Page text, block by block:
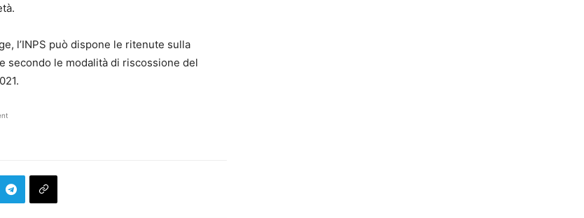
l’INPS può dispone le ritenute sulla
secondo le modalità di riscossione del